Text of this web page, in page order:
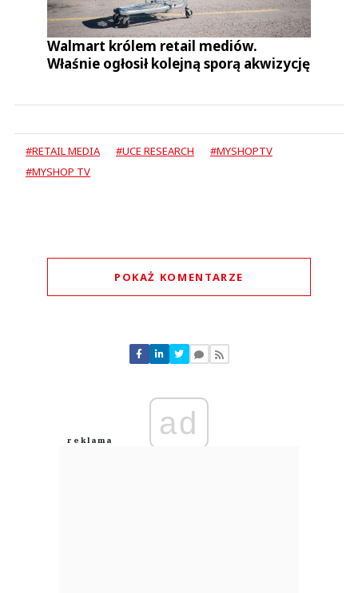
Walmart królem retail mediów.
Właśnie ogłosił kolejną sporą akwizycję
#RETAIL MEDIA #UCE RESEARCH
#MYSHOPTV
#MYSHOP TV
POKAŻ KOMENTARZE
Nie znaleziono komentarzy
Zostaw swoje komentarze
Anuluj
ad